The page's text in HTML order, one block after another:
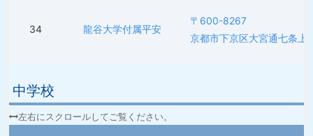
34 龍谷大学付属平安
〒600-8267
京都市下京区大宮通七条上
中学校